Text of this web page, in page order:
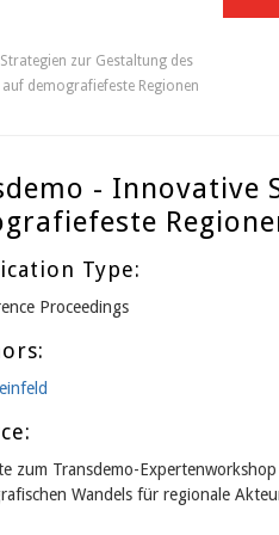
zur Gestaltung des
demografiefeste Regionen
- Innovative
Type:
Proceedings
zum Transdemo-
Wandels für regionale